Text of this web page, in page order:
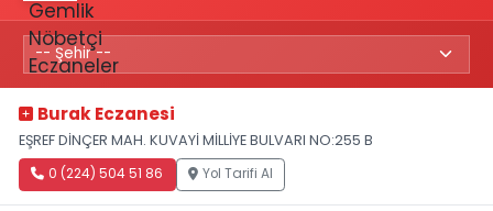
Burak Eczanesi
EŞREF DİNÇER MAH. KUVAYİ MİLLİYE BULVARI NO:255 B
0 (224) 504 51 86 Yol Tarifi Al